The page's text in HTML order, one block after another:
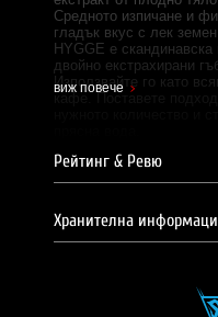
Средното изпичане и
гладък вкус с лек
HYGGE е
двойно екстрахирани
Използвайте го като
Органично смляно
от 14 г;
Reishi (Ganoderma
плодно тяло— 280
виж повече
Рейтинг & Ревю
Хранителна